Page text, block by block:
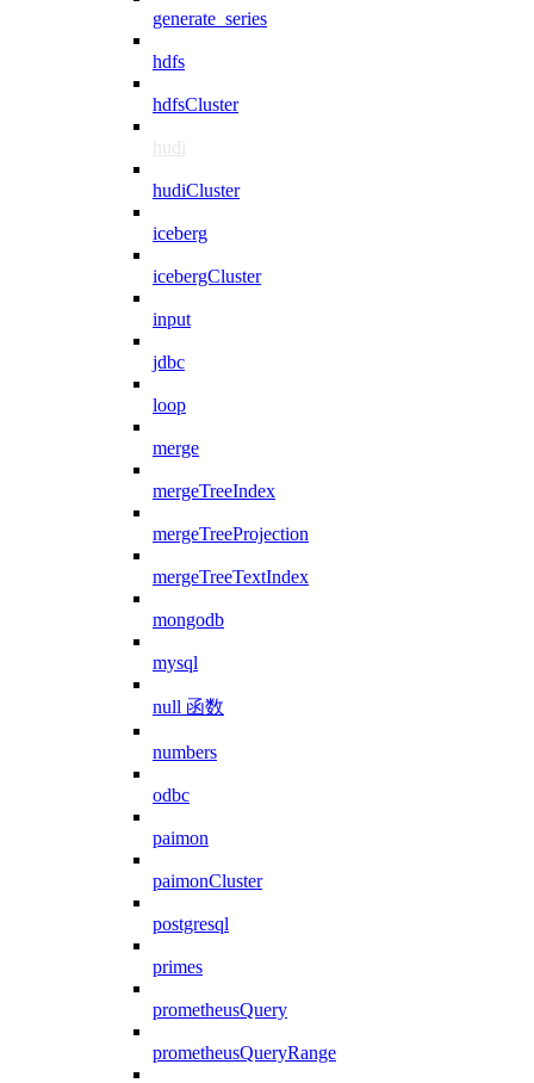
generate_series
hdfs
hdfsCluster
hudi
hudiCluster
iceberg
icebergCluster
input
jdbc
loop
merge
mergeTreeIndex
mergeTreeProjection
mergeTreeTextIndex
mongodb
mysql
null 函数
numbers
odbc
paimon
paimonCluster
postgresql
primes
prometheusQuery
prometheusQueryRange